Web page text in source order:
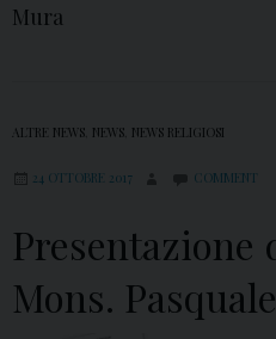
Mura
ALTRE NEWS NEWS NEWS RELIGIOSI
24 OTTOBRE 2017 COMMENT
Presentazione
Mons.